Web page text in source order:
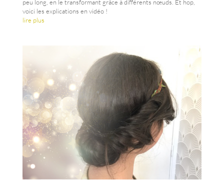
peu long, en le transformant grâce à différents nœuds. Et hop,
voici les explications en vidéo !
lire plus